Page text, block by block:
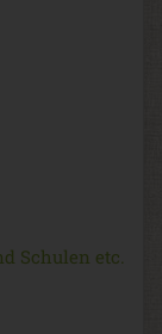
Schulen etc.